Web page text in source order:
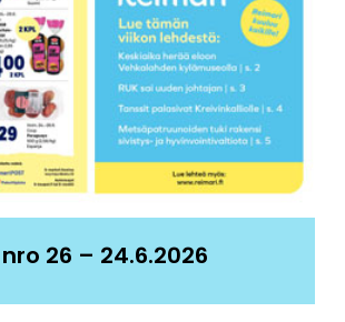
26 – 24.6.2026